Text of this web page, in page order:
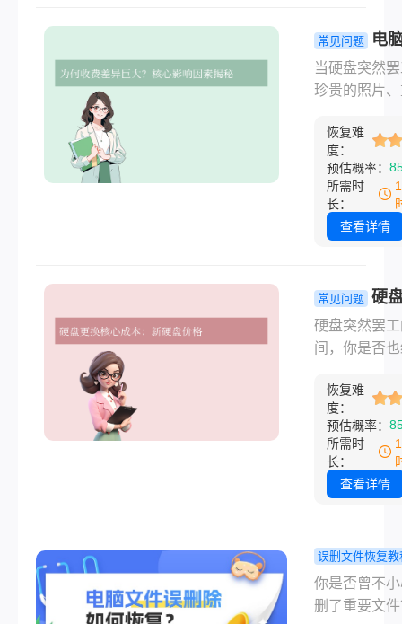
获新生！
常见问题
电
恢复数据怎
费全解析：
避免被坑？
当硬盘突然
珍贵的照片
失”，那种恐
怕只有经历
才能体会。
复成了最后
稻草，但面
么电脑硬盘
据怎么收费
文将为您详
硬盘数据恢
费逻辑，助
据危机中做
决策。
恢复难
度：
预估概率：
所需时
长：
查看详情
常见问题 硬
换一个多少
一篇超详细
硬盘突然罢
间，你是否
感觉？无论
资料、珍藏
是游戏存档
能瞬间陷入
那么硬盘坏
面解析硬盘
成本，助你
明智地解决
恢复难
度：
预估概率：
所需时
长：
查看详情
误删文件恢复教
脑文件误删
何恢复？
你是否曾不
删了重要文